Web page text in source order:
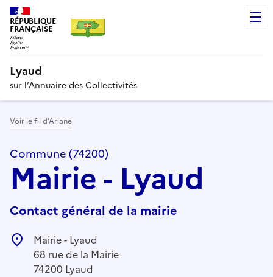
RÉPUBLIQUE
FRANÇAISE
Lyaud
sur l’Annuaire des Collectivités
Voir le fil d’Ariane
Commune (74200)
Mairie - Lyaud
Contact général de la mairie
Mairie - Lyaud
68 rue de la Mairie
74200 Lyaud